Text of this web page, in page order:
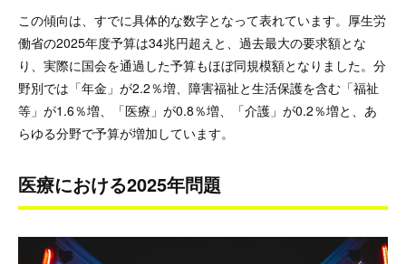
この傾向は、すでに具体的な数字となって表れています。厚生労
働省の2025年度予算は34兆円超えと、過去最大の要求額とな
り、実際に国会を通過した予算もほぼ同規模額となりました。分
野別では「年金」が2.2％増、障害福祉と生活保護を含む「福祉
等」が1.6％増、「医療」が0.8％増、「介護」が0.2％増と、あ
らゆる分野で予算が増加しています。
医療における2025年問題